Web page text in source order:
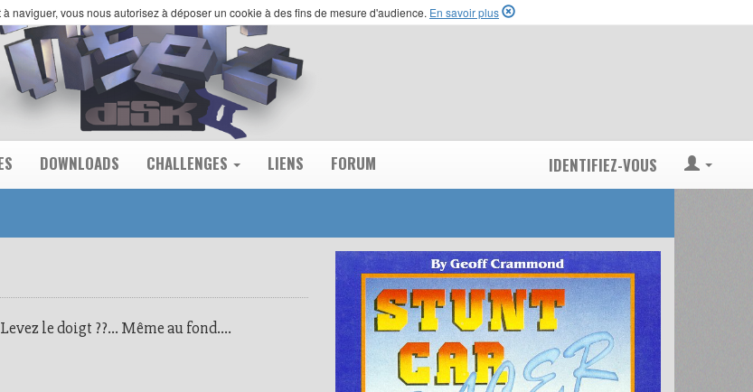
naviguer, vous nous autorisez à déposer un cookie à des fins de mesure d'audience. En savoir plus
DOWNLOADS CHALLENGES LIENS FORUM IDENTIFIEZ-VOUS
le doigt ??... Même au fond....